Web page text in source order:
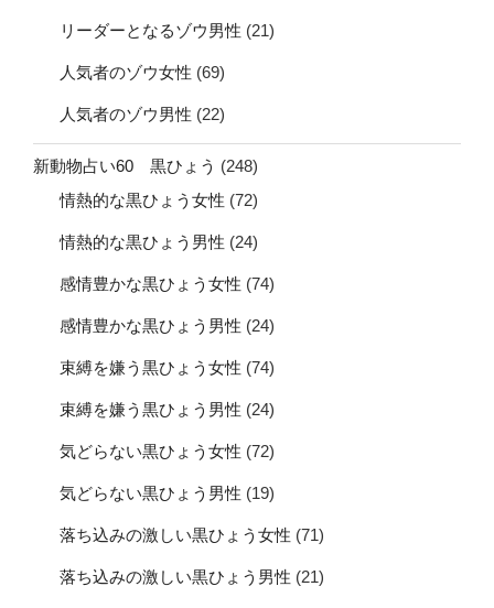
リーダーとなるゾウ男性 (21)
人気者のゾウ女性 (69)
人気者のゾウ男性 (22)
新動物占い60 黒ひょう (248)
情熱的な黒ひょう女性 (72)
情熱的な黒ひょう男性 (24)
感情豊かな黒ひょう女性 (74)
感情豊かな黒ひょう男性 (24)
束縛を嫌う黒ひょう女性 (74)
束縛を嫌う黒ひょう男性 (24)
気どらない黒ひょう女性 (72)
気どらない黒ひょう男性 (19)
落ち込みの激しい黒ひょう女性 (71)
落ち込みの激しい黒ひょう男性 (21)